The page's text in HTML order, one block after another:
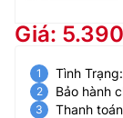
Giá:
Tình
Bảo hành
Thanh